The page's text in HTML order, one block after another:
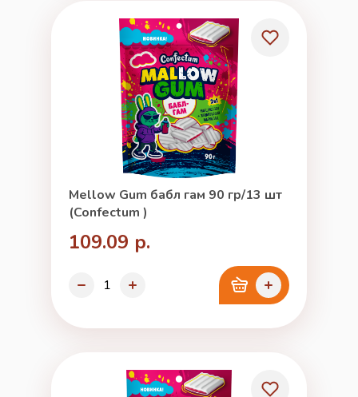
Mellow Gum бабл гам 90 гр/13 шт
(Confectum )
109.09 р.